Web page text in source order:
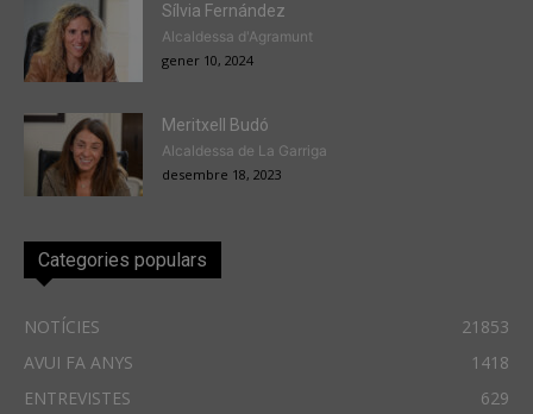
Sílvia Fernández
Alcaldessa d'Agramunt
gener 10, 2024
Meritxell Budó
Alcaldessa de La Garriga
desembre 18, 2023
Categories populars
NOTÍCIES
21853
AVUI FA ANYS
1418
ENTREVISTES
629